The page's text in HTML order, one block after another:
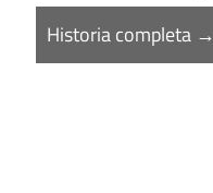
Historia completa →